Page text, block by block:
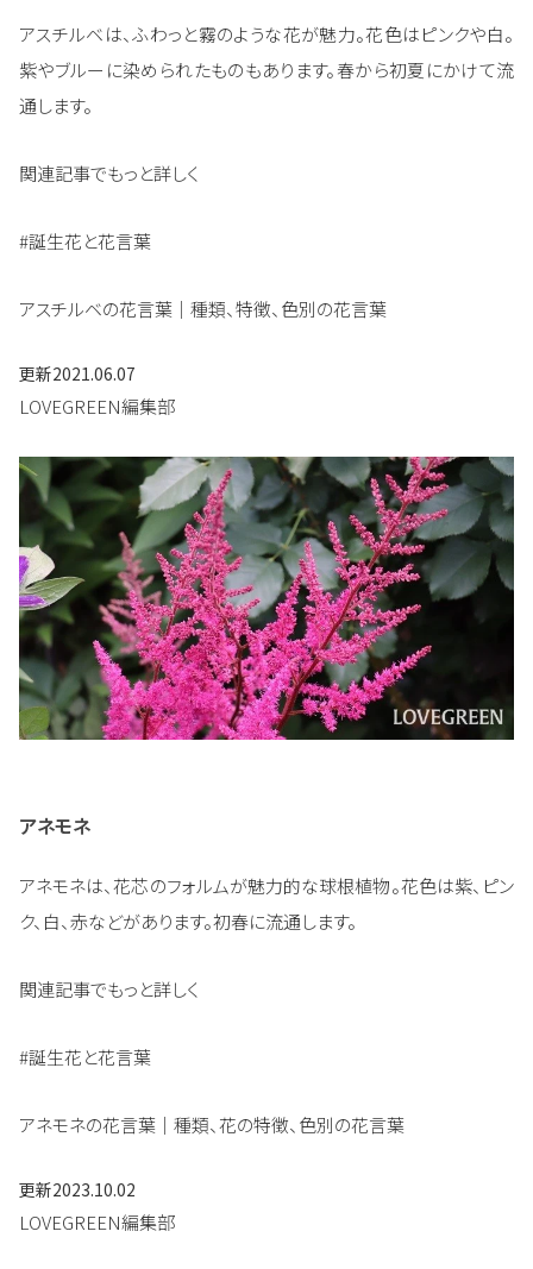
アスチルベは、ふわっと霧のような花が魅力。花色はピンクや白。
紫やブルーに染められたものもあります。春から初夏にかけて流
通します。
関連記事でもっと詳しく
#誕生花と花言葉
アスチルベの花言葉｜種類、特徴、色別の花言葉
更新2021.06.07
LOVEGREEN編集部
アネモネ
アネモネは、花芯のフォルムが魅力的な球根植物。花色は紫、ピン
ク、白、赤などがあります。初春に流通します。
関連記事でもっと詳しく
#誕生花と花言葉
アネモネの花言葉｜種類、花の特徴、色別の花言葉
更新2023.10.02
LOVEGREEN編集部